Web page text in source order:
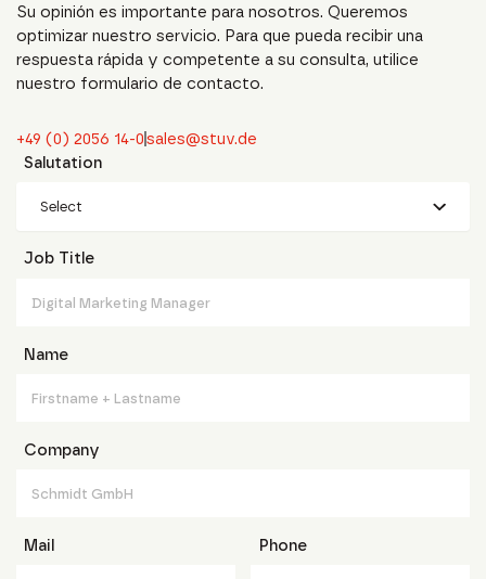
Su opinión es importante para nosotros. Queremos
optimizar nuestro servicio. Para que pueda recibir una
respuesta rápida y competente a su consulta, utilice
nuestro formulario de contacto.
+49 (0) 2056 14-0sales@stuv.de
Salutation
Select
Job Title
Name
Company
Mail Phone